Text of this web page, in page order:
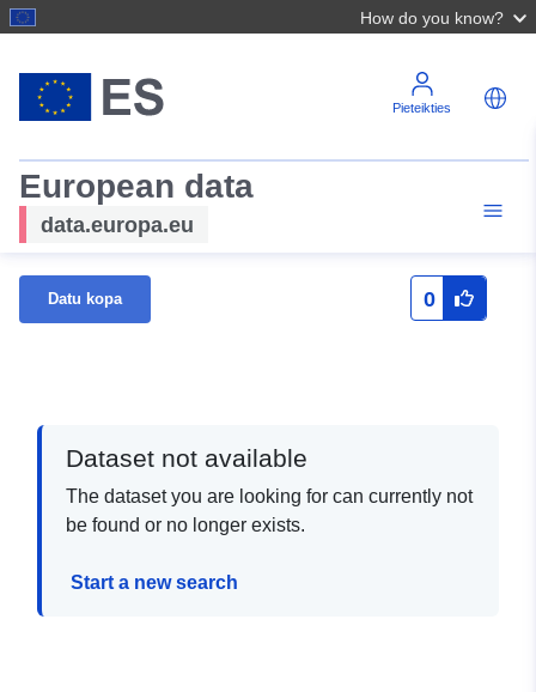
How do you know?
Pieteikties
European data
data.europa.eu
Datu kopa 0
Dataset not available
The dataset you are looking for can currently not
be found or no longer exists.
Start a new search